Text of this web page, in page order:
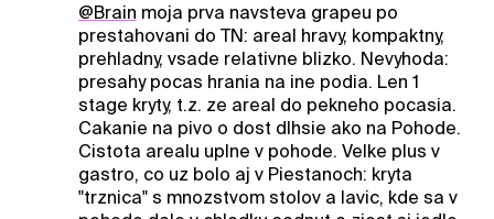
@Brain moja prva navsteva grapeu po
prestahovani do TN: areal hravy, kompaktny,
prehladny, vsade relativne blizko. Nevyhoda:
presahy pocas hrania na ine podia. Len 1
stage kryty, t.z. ze areal do pekneho pocasia.
Cakanie na pivo o dost dlhsie ako na Pohode.
Cistota arealu uplne v pohode. Velke plus v
gastro, co uz bolo aj v Piestanoch: kryta
"trznica" s mnozstvom stolov a lavic, kde sa v